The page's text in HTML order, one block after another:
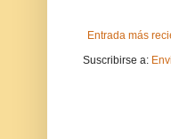
Entrada más
Suscribirse a: